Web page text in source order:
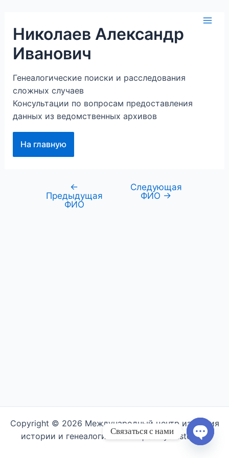
содержимому
Николаев Александр
Иванович
Генеалогические поиски и расследования
сложных случаев
Консультации по вопросам предоставления
данных из ведомственных архивов
На главную
Навигация←
Предыдущая
ФИО
Следующая
ФИО →
Copyright © 2026 Международный центр изучения
истории и генеалогии семьи | Semyahistory.ru
Связаться с нами